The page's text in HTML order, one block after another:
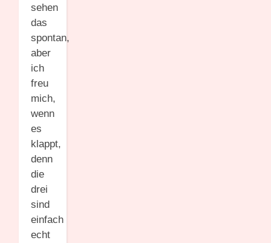
sehen
das
spontan,
aber
ich
freu
mich,
wenn
es
klappt,
denn
die
drei
sind
einfach
echt